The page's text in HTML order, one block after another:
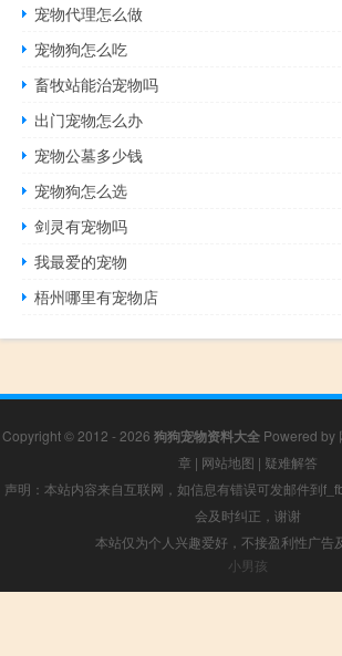
宠物代理怎么做
宠物狗怎么吃
畜牧站能治宠物吗
出门宠物怎么办
宠物公墓多少钱
宠物狗怎么选
剑灵有宠物吗
我最爱的宠物
梧州哪里有宠物店
Copyright © 2012 - 2026 狗狗宠物资料大全Powered by
章 | 网站地图 | 疑难解答
声明：本站内容来自互联网，如信息有错误可发邮件到
会及时纠正，谢谢
本站仅为个人兴趣爱好，不接盈利性广告
小男孩